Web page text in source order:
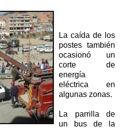
La caída de los
postes también
ocasionó un
corte de
energía
eléctrica en
algunas zonas.
La parrilla de
un bus de la